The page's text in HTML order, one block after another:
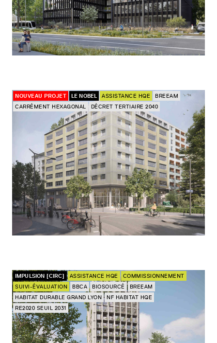
NOUVEAU PROJET LE NOBEL ASSISTANCE HQE
BREEAM
CARRÉMENT HEXAGONAL
DÉCRET TERTIAIRE 2040
IMPULSION [CIRC] ASSISTANCE HQE
COMMISSIONNEMENT
SUIVI-ÉVALUATION
BBCA BIOSOURCÉ
BREEAM
HABITAT DURABLE GRAND LYON
NF HABITAT HQE
RE2020 SEUIL 2031